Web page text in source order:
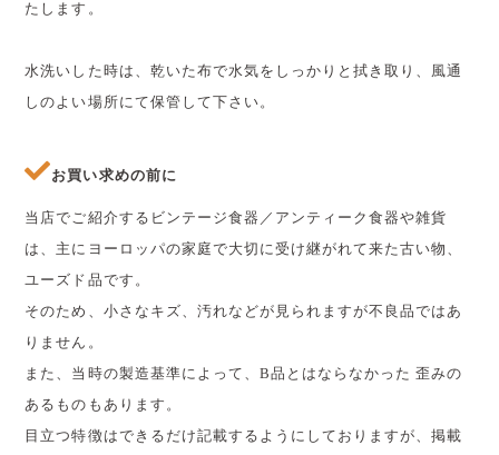
たします。
水洗いした時は、乾いた布で水気をしっかりと拭き取り、風通
しのよい場所にて保管して下さい。
お買い求めの前に
当店でご紹介するビンテージ食器／アンティーク食器や雑貨
は、主にヨーロッパの家庭で大切に受け継がれて来た古い物、
ユーズド品です。
そのため、小さなキズ、汚れなどが見られますが不良品ではあ
りません。
また、当時の製造基準によって、B品とはならなかった 歪みの
あるものもあります。
目立つ特徴はできるだけ記載するようにしておりますが、掲載